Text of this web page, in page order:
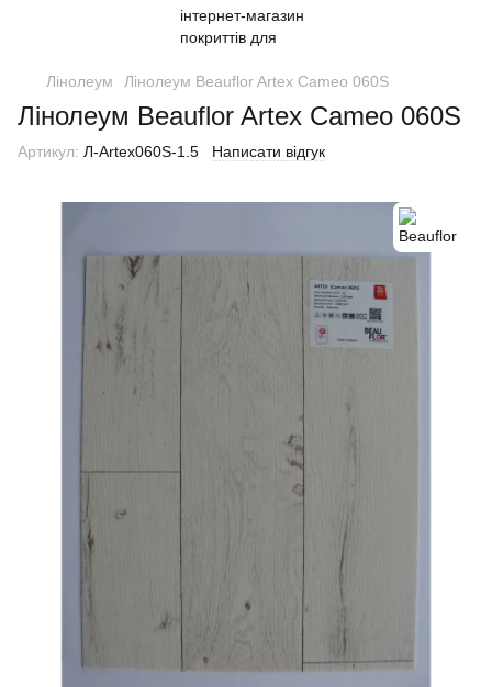
Лінолеум Лінолеум Beauflor Artex Cameo 060S
Лінолеум Beauflor Artex Cameo 060S
Артикул: Л-Artex060S-1.5 Написати відгук